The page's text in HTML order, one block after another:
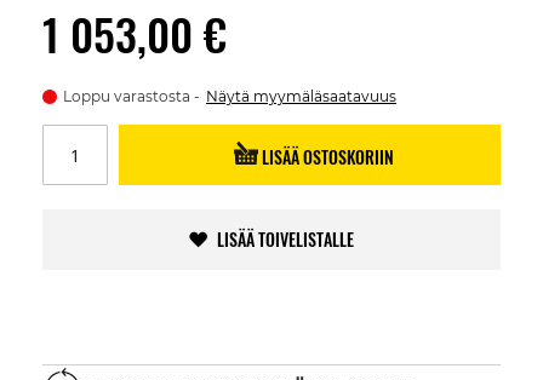
1 053,00 €
Loppu varastosta Näytä myymäläsaatavuus
LISÄÄ OSTOSKORIIN
LISÄÄ TOIVELISTALLE